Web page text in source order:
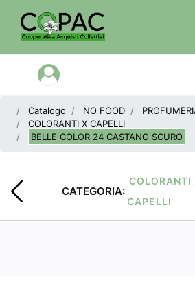
Open menu
Catalogo NO FOOD
COLORANTI X CAPELLI
BELLE COLOR 24 CASTANO SCURO
CATEGORIA:
COLORANTI
CAPELLI